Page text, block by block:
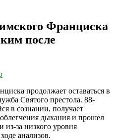
Франциска
после
продолжает оставаться в
Святого престола. 88-
в сознании, получает
дыхания и прошел
из-за низкого уровня
анализов.